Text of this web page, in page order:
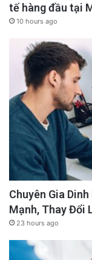
tế hàng đầu tại
10 hours ago
Chuyên Gia
Mạnh, Thay Đổi
23 hours ago